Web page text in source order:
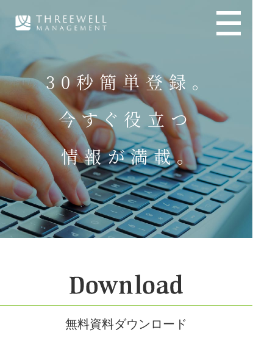
30秒簡単登録。
今すぐ役立つ
情報が満載。
無料資料ダウンロード